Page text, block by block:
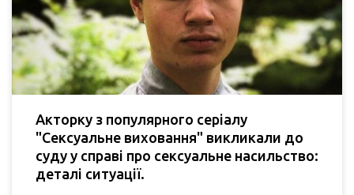
Акторку з популярного серіалу
"Сексуальне виховання" викликали до
суду у справі про сексуальне насильство:
деталі ситуації.